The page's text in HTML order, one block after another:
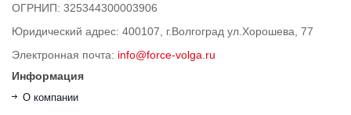
ОГРНИП: 325344300003906
Юридический адрес: 400107, г.Волгоград ул.Хорошева, 77
Электронная почта: info@force-volga.ru
Информация
О компании